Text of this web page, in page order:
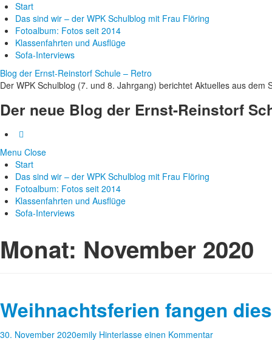
Start
Das sind wir – der WPK Schulblog mit Frau Flöring
Fotoalbum: Fotos seit 2014
Klassenfahrten und Ausflüge
Sofa-Interviews
Blog der Ernst-Reinstorf Schule – Retro
Der WPK Schulblog (7. und 8. Jahrgang) berichtet Aktuelles aus dem
Der neue Blog der Ernst-Reinstorf
Menu Close
Start
Das sind wir – der WPK Schulblog mit Frau Flöring
Fotoalbum: Fotos seit 2014
Klassenfahrten und Ausflüge
Sofa-Interviews
Monat: November 2020
Weihnachtsferien fangen
30. November 2020emily Hinterlasse einen Kommentar